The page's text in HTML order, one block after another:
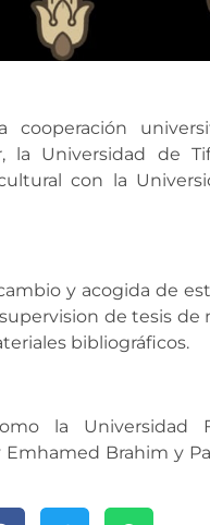
la Universidad de
con la
y acogida de
de tesis de
bibliográficos.
la Universidad
Brahim y